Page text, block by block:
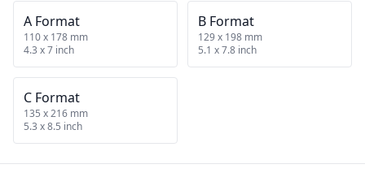
A Format
110 x 178 mm
4.3 x 7 inch
B Format
129 x 198 mm
5.1 x 7.8 inch
C Format
135 x 216 mm
5.3 x 8.5 inch